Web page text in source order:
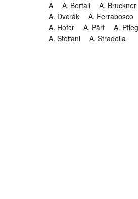
A A. Bertali A. Bruckner
A. Dvorák
A. Ferrabosco
A. Hofer
A. Pärt A.
A. Steffani
A. Stradella